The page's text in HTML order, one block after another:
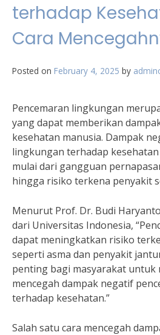
terhadap
Cara
Posted on February 4, 2025 by
Pencemaran lingkungan
yang dapat memberikan
kesehatan manusia. Dampak
lingkungan terhadap
mulai dari gangguan
hingga risiko terkena penyakit
Menurut Prof. Dr. Budi
dari Universitas Indonesia,
dapat meningkatkan risiko
seperti asma dan penyakit
penting bagi masyarakat untuk
mencegah dampak negatif
terhadap kesehatan.”
Salah satu cara mencegah